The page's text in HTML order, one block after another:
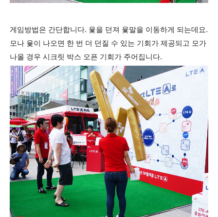
게임방법은 간단합니다. 윷을 던져 윷말을 이동하게 되는데요.
모나 윷이 나오면 한 번 더 던질 수 있는 기회가 제공되고 모가
나올 경우 시크릿 박스 오픈 기회가 주어집니다.